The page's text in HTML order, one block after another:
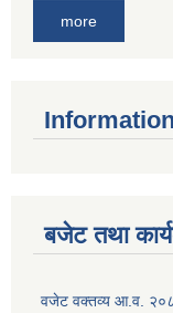
more
बजेट तथा
वजेट वक्तव्य आ.व.